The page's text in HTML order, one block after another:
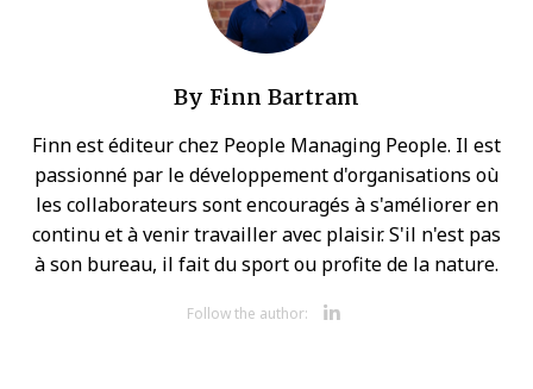
By Finn Bartram
Finn est éditeur chez People Managing People. Il est
passionné par le développement d'organisations où
les collaborateurs sont encouragés à s'améliorer en
continu et à venir travailler avec plaisir. S'il n'est pas
à son bureau, il fait du sport ou profite de la nature.
Follow the author: